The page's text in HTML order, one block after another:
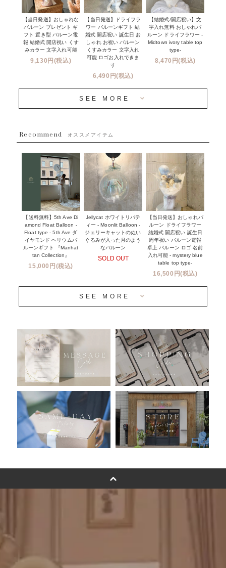
デコレーションセット
プロップスバルーン
オプション
成人式・卒業式・入学式バルーンブーケ
その他お祝い
クリスマス
新商品
~３０００円
~５５００円
１１０００円以上
NEW YORK MIND - ニューヨークスタイルバルーン
※コンフェッティバルーン -プリント内容-
セミオーダーについて
フリンジバルーンについて
コンフェッティバルーンについて
ハワイウェディングサービス
企業・法人様
ウェディングコンフェッティバルーン特集
実店舗について -大阪 堀江店・名古屋 星ヶ丘店・滋賀 配送
センター店・沖縄 嘉手納基地店-
プリントサービス
前撮り写真バルーン特集
姉妹店＆関連ショップについて
安心のチャビーバルーン
おすすめ商品
バルーン自動販売機
浮くバルーンオーダーメイド - coming soonn -
卓上バルーンオーダーメイド
ムーンリットバルーンについて
その他オーダーメイド
バルーンフラワーブーケについて
プリントフォント詳細＆使用例
お知らせ
【当日発送】おしゃれな
バルーン プレゼント ギ
フト 置き型 バルーン電
報 結婚式 開店祝い くす
みカラー 文字入れ可能
9,130円(税込)
【当日発送】ドライフラ
ワー バルーンギフト 結
婚式 開店祝い 誕生日 お
しゃれ お祝い バルーン
くすみカラー 文字入れ
可能 ロゴお入れできま
す
6,490円(税込)
【結婚式/開店祝い】文
字入れ無料 おしゃれバ
ルーン ドライフラワー -
Midtown ivory table top
type-
8,470円(税込)
SEE MORE
Recommend オススメアイテム
【送料無料】5th Ave Di
amond Float Balloon -
Float type - 5th Ave ダ
イヤモンド ヘリウムバ
ルーンギフト 『Manhat
tan Collection』
15,000円(税込)
Jellycat ホワイトリバテ
ィー - Moonlit Balloon -
ジェリーキャットのぬい
ぐるみが入った月のよう
なバルーン
SOLD OUT
【当日発送】おしゃれバ
ルーン ドライフラワー
結婚式 開店祝い 誕生日
周年祝い バルーン電報
卓上 バルーン ロゴ 名前
入れ可能 - mystery blue
table top type-
16,500円(税込)
SEE MORE